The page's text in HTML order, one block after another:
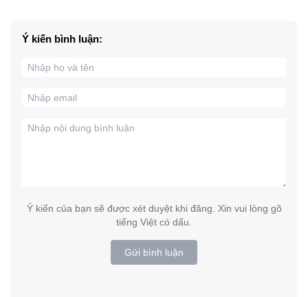
Ý kiến bình luận:
Ý kiến của bạn sẽ được xét duyệt khi đăng. Xin vui lòng gõ
tiếng Việt có dấu.
Gửi bình luận